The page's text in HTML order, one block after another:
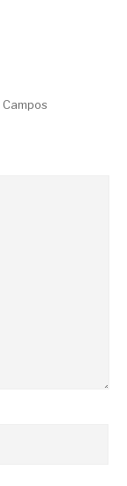
Campos